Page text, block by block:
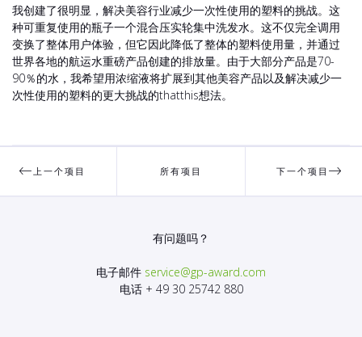
我创建了很明显，解决美容行业减少一次性使用的塑料的挑战。这
种可重复使用的瓶子一个混合压实轮集中洗发水。这不仅完全调用
变换了整体用户体验，但它因此降低了整体的塑料使用量，并通过
世界各地的航运水重磅产品创建的排放量。由于大部分产品是70-
90％的水，我希望用浓缩液将扩展到其他美容产品以及解决减少一
次性使用的塑料的更大挑战的thatthis想法。
上一个项目 所有项目 下一个项目
有问题吗？
电子邮件 service@gp-award.com
电话 + 49 30 25742 880